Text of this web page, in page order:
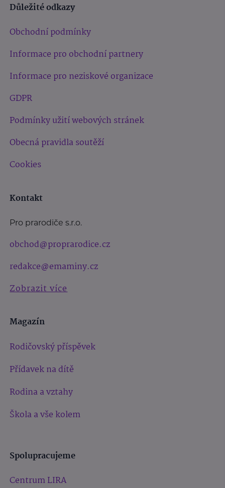
Důležité odkazy
Obchodní podmínky
Informace pro obchodní partnery
Informace pro neziskové organizace
GDPR
Podmínky užití webových stránek
Obecná pravidla soutěží
Cookies
Kontakt
Pro prarodiče s.r.o.
obchod@proprarodice.cz
redakce@emaminy.cz
Zobrazit více
Magazín
Rodičovský příspěvek
Přídavek na dítě
Rodina a vztahy
Škola a vše kolem
Spolupracujeme
Centrum LIRA